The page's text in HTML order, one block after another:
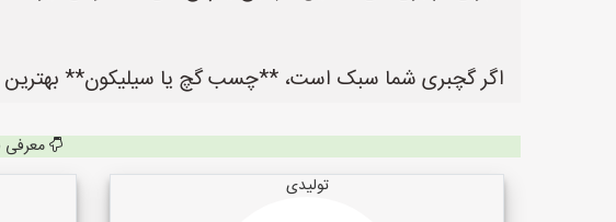
اگر گچبری شما سبک است، **چسب گچ یا سیلیکون** بهترین
تولیدی